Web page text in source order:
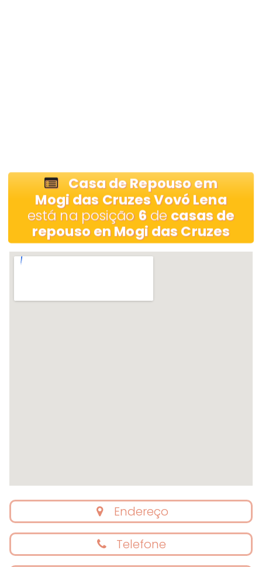
Casa de Repouso em
Mogi das Cruzes Vovó Lena
está na posição 6de casas de
repouso en Mogi das Cruzes
Endereço
Telefone